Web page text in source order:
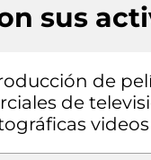
sus
de
de